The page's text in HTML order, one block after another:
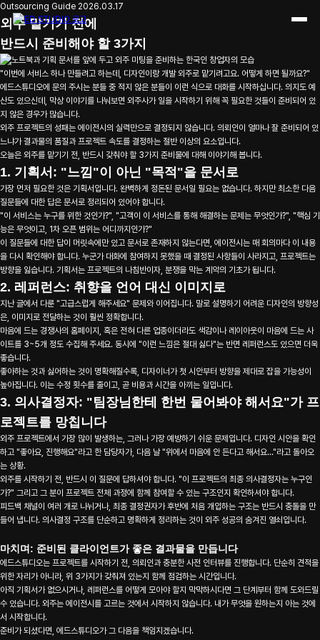
디자인·개발 외주 시작 전 필수 준비사항 가이드
About
Work
Blog
Contact
Outsourcing Guide 2026.03.17
외주 맡기기 전에
반드시 준비해야 할 3가지
"이번에 서비스 하나 만들려고 하는데, 디자인이랑 개발 외주로 맡기려고요. 어떻게 하면 될까요?"
에드스튜디오에 문의 주시는 분들 중 적지 않은 분들이 이런 식으로 대화를 시작하십니다. 의지도 예
산도 있으신데, 막상 이야기를 나눠보면 외주사가 일을 시작하기 위해 꼭 필요한 것들이 준비되어 있
지 않은 경우가 많습니다.
외주 프로젝트의 성패는 에이전시의 실력만으로 결정되지 않습니다. 의뢰인이 얼마나 잘 준비되어 있
느냐가 결과물의 품질과 프로젝트 속도를 결정하는 절반 이상의 요소입니다.
오늘은 외주를 맡기기 전, 반드시 갖춰야 할 3가지 준비물에 대해 이야기해 봅니다.
1. 기획서: "느낌"이 아닌 "목적"을 문서로
가장 먼저 필요한 것은 기획서입니다. 완벽하게 정돈된 문서일 필요는 없습니다. 하지만 최소한 다음
질문들에 대한 답은 문서로 정리되어 있어야 합니다.
"이 서비스는 누구를 위한 것인가?", "고객이 이 서비스를 통해 해결하는 문제는 무엇인가?", "핵심 기
능은 무엇이고, 1차 오픈 범위는 어디까지인가?"
이 질문들에 대한 답이 머릿속에만 있고 문서로 존재하지 않는다면, 에이전시는 매 회의마다 이 내용
을 다시 확인해야 합니다. 누군가 대화에 참여하지 못했을 때 결정된 사항들이 사라지고, 프로젝트는
방향을 잃습니다. 기획서는 프로젝트의 나침반이자, 분쟁을 막는 계약의 기초가 됩니다.
2. 레퍼런스: 취향을 언어 대신 이미지로
지난 글에서 다룬 "고급스럽게 해주세요" 문제와 이어집니다. 말로 설명하기 어려운 디자인의 방향성
은, 이미지로 전달하는 것이 훨씬 정확합니다.
마음에 드는 경쟁사의 홈페이지, 혹은 전혀 다른 업종이더라도 색감이나 레이아웃이 마음에 드는 사
이트를 3~5개 정도 수집해 주세요. 동시에 "이런 느낌은 절대 싫다"는 반면 레퍼런스도 있으면 더욱
좋습니다.
좋아하는 것과 싫어하는 것이 명확해질수록, 디자이너가 첫 시안부터 방향을 제대로 잡을 가능성이
높아집니다. 이는 수정 횟수를 줄이고, 곧 비용과 시간을 아끼는 일입니다.
3. 의사결정자: "팀장님한테 한번 물어봐야 해서요"가 프
로젝트를 망칩니다
외주 프로젝트에서 가장 많이 발생하는, 그러나 가장 예방하기 쉬운 문제입니다. 디자인 시안을 확인
하고 "좋아요, 진행해요"라고 한 담당자가, 다음 날 "위에서 마음에 안 든다고 해서요..."라고 돌아오
는 상황.
외주를 시작하기 전, 반드시 이 질문에 답하셔야 합니다. "이 프로젝트의 최종 의사결정자는 누구인
가?" 그리고 그 분이 프로젝트 전체 과정에 함께 참여할 수 있는 구조인지 확인하셔야 합니다.
피드백 채널이 여러 개로 나뉘거나, 최종 결정권자가 후반에 처음 개입하는 구조는 반드시 충돌을 만
들어 냅니다. 의사결정 구조를 단순하고 명확하게 정리하는 것이 외주 성공의 숨겨진 열쇠입니다.
마치며: 준비된 클라이언트가 좋은 결과물을 만듭니다
에드스튜디오는 프로젝트를 시작하기 전, 의뢰인과 충분한 사전 인터뷰를 진행합니다. 단순히 견적을
위한 자리가 아니라, 위 3가지가 갖춰져 있는지 함께 점검하는 시간입니다.
아직 기획서가 없으시거나, 레퍼런스를 어떻게 모아야 할지 막막하시다면 그 단계부터 함께 도와드릴
수 있습니다. 외주는 에이전시를 고르는 것에서 시작하지 않습니다. 내가 무엇을 원하는지 아는 것에
서 시작합니다.
준비가 되셨다면, 에드스튜디오가 그 다음을 책임지겠습니다.